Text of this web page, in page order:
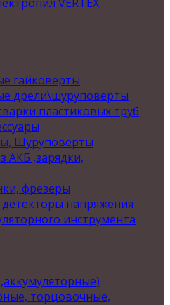
гайковерты
дрели\шуруповерты
пластиковых труб
Шуруповерты
АКБ ,зарядки,
фрезеры
напряжения
инструмента
торцовочные,